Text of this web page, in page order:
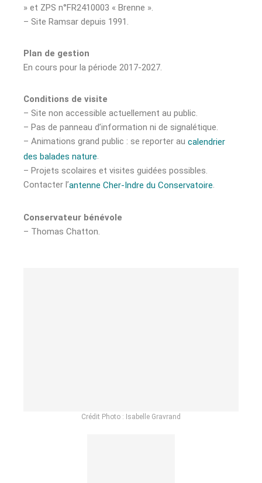
» et ZPS n°FR2410003 « Brenne ».
– Site Ramsar depuis 1991.
Plan de gestion
En cours pour la période 2017-2027.
Conditions de visite
– Site non accessible actuellement au public.
– Pas de panneau d’information ni de signalétique.
– Animations grand public : se reporter au calendrier
des balades nature.
– Projets scolaires et visites guidées possibles.
Contacter l’antenne Cher-Indre du Conservatoire.
Conservateur bénévole
– Thomas Chatton.
Crédit Photo : Isabelle Gravrand